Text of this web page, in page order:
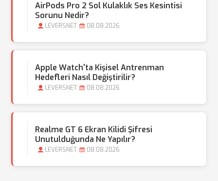
AirPods Pro 2 Sol Kulaklık Ses Kesintisi
Sorunu Nedir?
LEVERSNET 08.08.2026
Apple Watch'ta Kişisel Antrenman
Hedefleri Nasıl Değiştirilir?
LEVERSNET 08.08.2026
Realme GT 6 Ekran Kilidi Şifresi
Unutulduğunda Ne Yapılır?
LEVERSNET 08.08.2026